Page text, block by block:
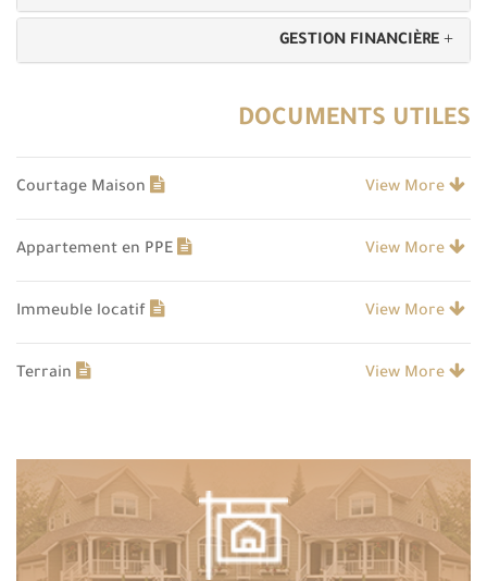
GESTION FINANCIÈRE
DOCUMENTS UTILES
View More
View More
View More
View More